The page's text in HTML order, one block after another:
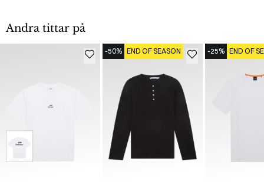
Andra tittar på
-50% END OF SEASON -25% END OF